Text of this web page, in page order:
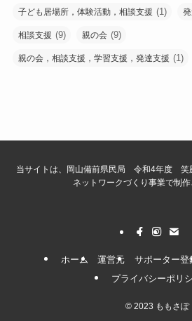
子ども居場所，体験活動，相談支援 (1)
相談支援 (9) 親の会 (9)
親の会，相談支援，学習支援，発達支援 (1)
当サイトは、岡山備前県民局 令和4年度 笑
ネットワークづくり事業で制作
ホーム 運営元 サポーター登
プライバシーポリ
©2023 ももさぽ